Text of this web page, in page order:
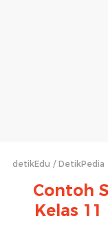
detikEdu DetikPedia
Contoh
Kelas